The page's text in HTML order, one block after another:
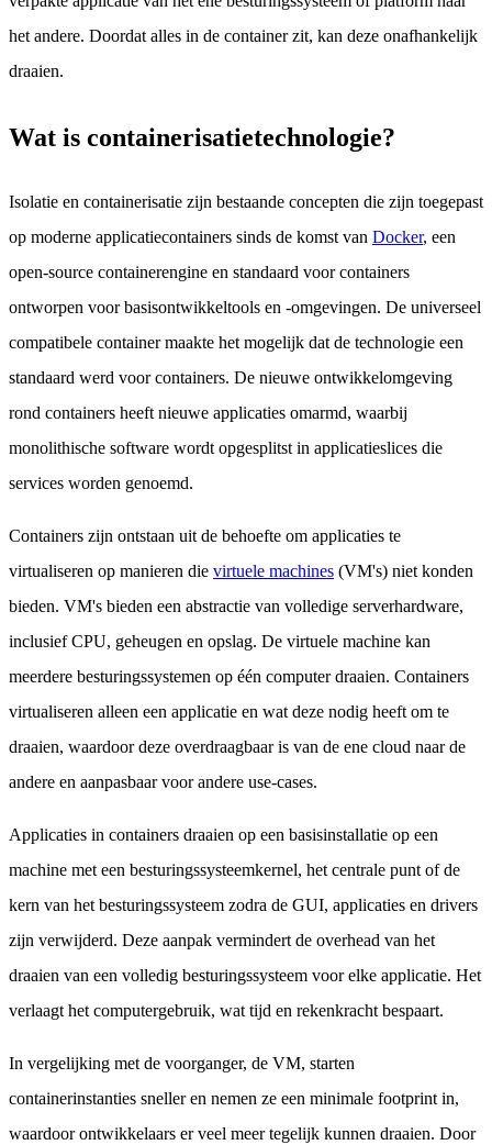
het andere. Doordat alles in de container zit, kan deze onafhankelijk
draaien.
Wat is containerisatietechnologie?
Isolatie en containerisatie zijn bestaande concepten die zijn toegepast
op moderne applicatiecontainers sinds de komst van Docker, een
open-source containerengine en standaard voor containers
ontworpen voor basisontwikkeltools en -omgevingen. De universeel
compatibele container maakte het mogelijk dat de technologie een
standaard werd voor containers. De nieuwe ontwikkelomgeving
rond containers heeft nieuwe applicaties omarmd, waarbij
monolithische software wordt opgesplitst in applicatieslices die
services worden genoemd.
Containers zijn ontstaan uit de behoefte om applicaties te
virtualiseren op manieren die virtuele machines (VM's) niet konden
bieden. VM's bieden een abstractie van volledige serverhardware,
inclusief CPU, geheugen en opslag. De virtuele machine kan
meerdere besturingssystemen op één computer draaien. Containers
virtualiseren alleen een applicatie en wat deze nodig heeft om te
draaien, waardoor deze overdraagbaar is van de ene cloud naar de
andere en aanpasbaar voor andere use-cases.
Applicaties in containers draaien op een basisinstallatie op een
machine met een besturingssysteemkernel, het centrale punt of de
kern van het besturingssysteem zodra de GUI, applicaties en drivers
zijn verwijderd. Deze aanpak vermindert de overhead van het
draaien van een volledig besturingssysteem voor elke applicatie. Het
verlaagt het computergebruik, wat tijd en rekenkracht bespaart.
In vergelijking met de voorganger, de VM, starten
containerinstanties sneller en nemen ze een minimale footprint in,
waardoor ontwikkelaars er veel meer tegelijk kunnen draaien. Door